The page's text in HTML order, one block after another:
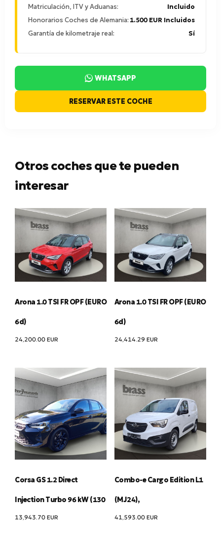
Matriculación, ITV y Aduanas:
Incluido
Honorarios Coches de Alemania: 1.500 EUR Incluidos
Garantía de kilometraje real:
Sí
WHATSAPP
RESERVAR ESTE COCHE
Otros coches que te pueden
interesar
Arona 1.0 TSI FR OPF (EURO
6d)
24,200.00 EUR
Arona 1.0 TSI FR OPF (EURO
6d)
24,414.29 EUR
Corsa GS 1.2 Direct
Injection Turbo 96 kW (130
13,943.70 EUR
Combo-e Cargo Edition L1
(MJ24),
41,593.00 EUR